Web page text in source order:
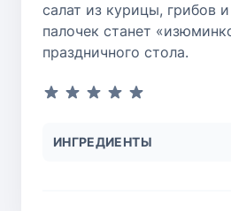
салат из курицы, грибов
палочек станет
праздничного стола.
ИНГРЕДИЕНТЫ